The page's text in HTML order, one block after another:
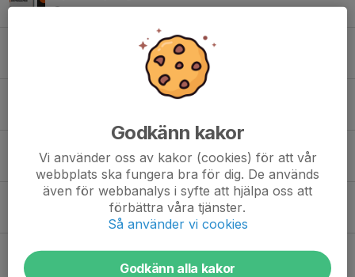
7 mar, 18:19 4
Rutin kring kioskförsäljning
0
16 dec 2025 0
Bingolotter till uppesittarkvällen 23/12
25 nov 2025 2
19 nov 2025 0
Godkänn kakor
Vi använder oss av kakor (cookies) för att vår
webbplats ska fungera bra för dig. De används
även för webbanalys i syfte att hjälpa oss att
förbättra våra tjänster.
Så använder vi cookies
Godkänn alla kakor